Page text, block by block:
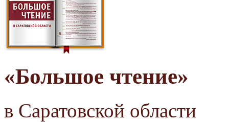
«Большое чтение»
в Саратовской области